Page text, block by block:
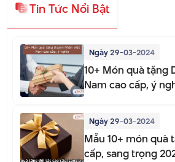
Tin Tức Nổi Bật
Ngày 29-03-2024
10+ Món quà tặng
Nam cao cấp, ý
Ngày 29-03-2024
Mẫu 10+ món quà
cấp, sang trọng